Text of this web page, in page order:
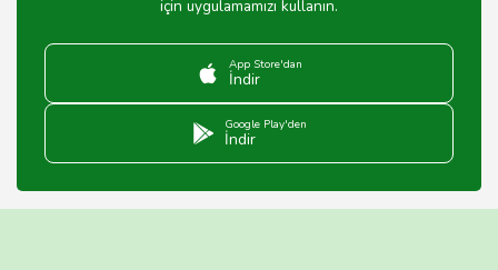
için uygulamamızı kullanın.
App Store'dan
İndir
Google Play'den
İndir